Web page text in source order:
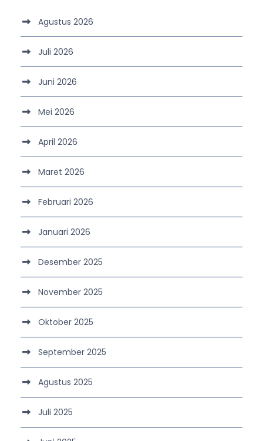
Agustus 2026
Juli 2026
Juni 2026
Mei 2026
April 2026
Maret 2026
Februari 2026
Januari 2026
Desember 2025
November 2025
Oktober 2025
September 2025
Agustus 2025
Juli 2025